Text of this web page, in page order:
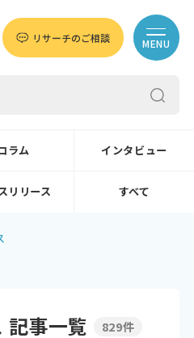
リサーチのご相談 MENU
ラム インタビュー
リリース すべて
記事一覧 829件